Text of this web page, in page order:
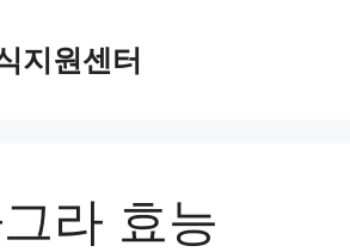
지원센터
라 효능